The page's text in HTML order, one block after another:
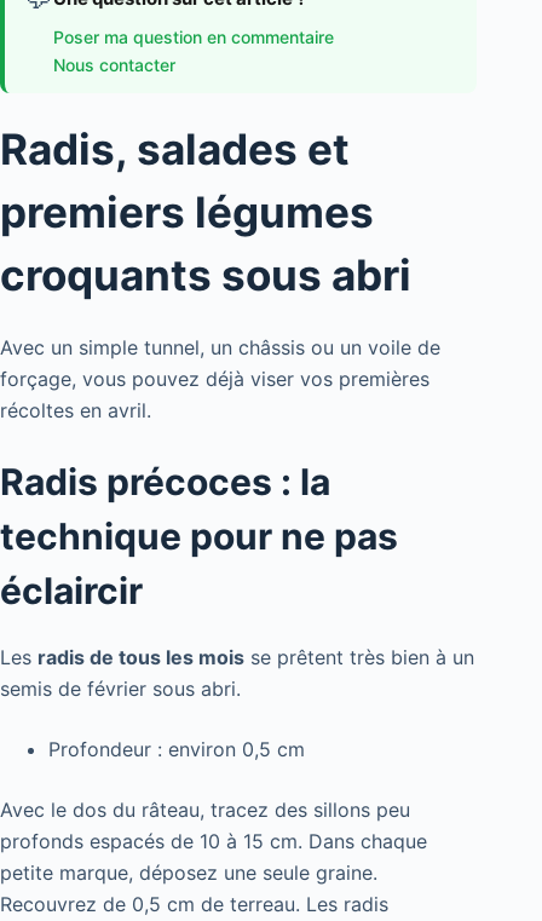
Poser ma question en commentaire
Nous contacter
Radis, salades et
premiers légumes
croquants sous abri
Avec un simple tunnel, un châssis ou un voile de
forçage, vous pouvez déjà viser vos premières
récoltes en avril.
Radis précoces : la
technique pour ne pas
éclaircir
Les radis de tous les mois se prêtent très bien à un
semis de février sous abri.
Profondeur : environ 0,5 cm
Avec le dos du râteau, tracez des sillons peu
profonds espacés de 10 à 15 cm. Dans chaque
petite marque, déposez une seule graine.
Recouvrez de 0,5 cm de terreau. Les radis